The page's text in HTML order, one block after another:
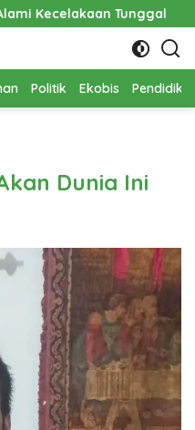
Pembangunan
Politik Ekobis
Dunia Ini